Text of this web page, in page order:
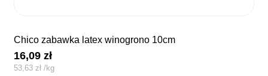
chico zabawka latex winogrono 10cm
16,09zł
53,63 zł /kg